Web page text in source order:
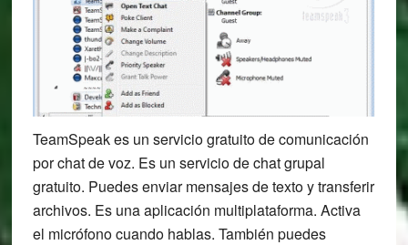
TeamSpeak es un servicio gratuito de comunicación
por chat de voz. Es un servicio de chat grupal
gratuito. Puedes enviar mensajes de texto y transferir
archivos. Es una aplicación multiplataforma. Activa
el micrófono cuando hablas. También puedes